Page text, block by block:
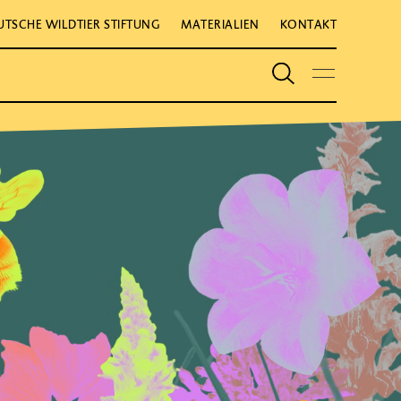
WILDTIER STIFTUNG MATERIALIEN KONTAKT